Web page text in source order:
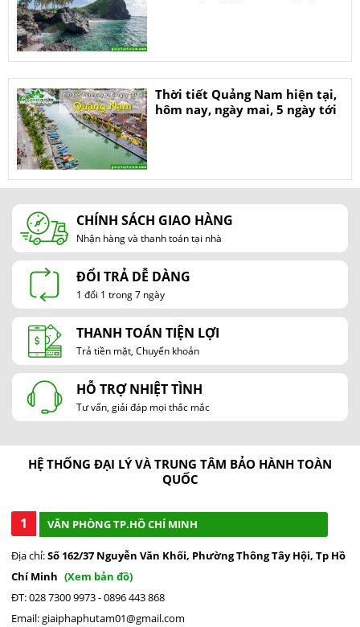
Thời tiết Quảng Nam hiện tại,
hôm nay, ngày mai, 5 ngày tới
CHÍNH SÁCH GIAO HÀNG
Nhận hàng và thanh toán tại nhà
ĐỔI TRẢ DỄ DÀNG
1 đổi 1 trong 7 ngày
THANH TOÁN TIỆN LỢI
Trả tiền mặt, Chuyển khoản
HỖ TRỢ NHIỆT TÌNH
Tư vấn, giải đáp mọi thắc mắc
HỆ THỐNG ĐẠI LÝ VÀ TRUNG TÂM BẢO HÀNH TOÀN
QUỐC
1 VĂN PHÒNG TP.HỒ CHÍ MINH
Địa chỉ:Số 162/37 Nguyễn Văn Khối, Phường Thông Tây Hội, Tp Hồ
Chí Minh (Xem bản đồ)
ĐT: 028 7300 9973 - 0896 443 868
Email: giaiphaphutam01@gmail.com